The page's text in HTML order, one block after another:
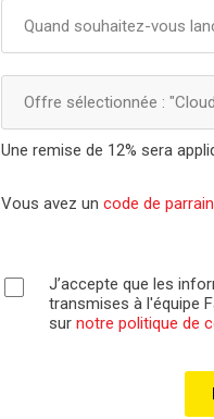
Offre sélectionnée : "
Une remise de 12% sera
Vous avez un code de
J’accepte que les
transmises à l'équipe
sur notre politique de